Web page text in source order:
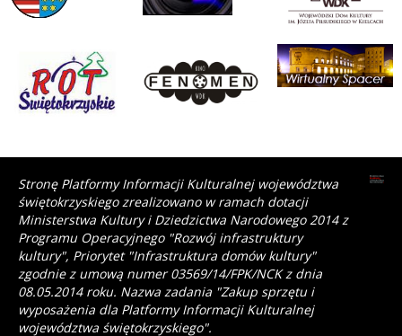
Stronę Platformy Informacji Kulturalnej województwa
świętokrzyskiego zrealizowano w ramach dotacji
Ministerstwa Kultury i Dziedzictwa Narodowego 2014 z
Programu Operacyjnego "Rozwój infrastruktury
kultury", Priorytet "Infrastruktura domów kultury"
zgodnie z umową numer 03569/14/FPK/NCK z dnia
08.05.2014 roku. Nazwa zadania "Zakup sprzętu i
wyposażenia dla Platformy Informacji Kulturalnej
województwa świętokrzyskiego".